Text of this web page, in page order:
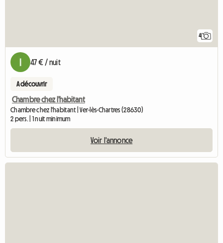
4
47 € / nuit
A découvrir
Chambre chez l'habitant
Chambre chez l'habitant | Ver-lès-Chartres (28630)
2 pers. | 1 nuit minimum
Voir l'annonce